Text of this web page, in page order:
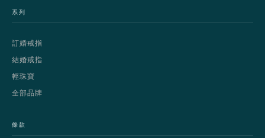
系列
訂婚戒指
結婚戒指
輕珠寶
全部品牌
條款